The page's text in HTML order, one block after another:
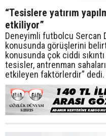
“Tesislere yatırım
etkiliyor”
Deneyimli futbolcu Sercan
konusunda görüşlerini
konusunda çok ciddi
tesisler, antrenman
etkileyen faktörlerdir” dedi.